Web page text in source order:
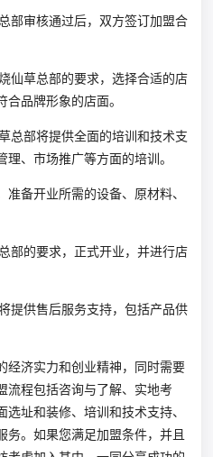
部审核通过后，双方签订加盟合
仙草总部的要求，选择合适的店
品牌形象的店面。
总部将提供全面的培训和技术支
、市场推广等方面的培训。
备开业所需的设备、原材料、
部的要求，正式开业，并进行店
提供售后服务支持，包括产品供
经济实力和创业精神，同时需要
流程包括咨询与了解、实地考
址和装修、培训和技术支持、
务。如果您满足加盟条件，并且